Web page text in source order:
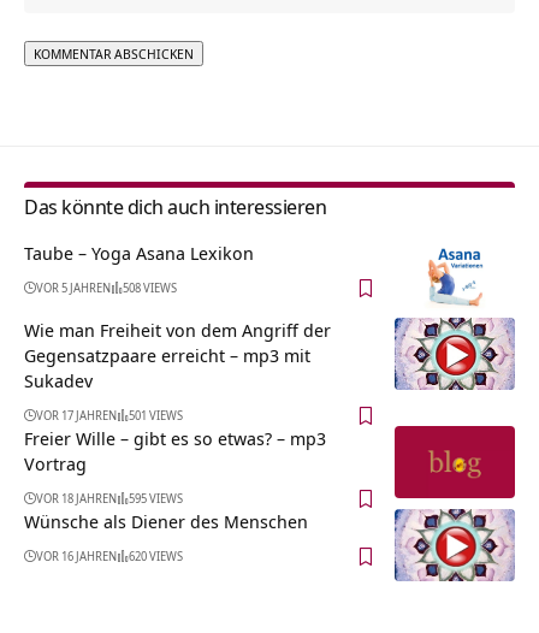
Das könnte dich auch interessieren
Taube – Yoga Asana Lexikon
VOR 5 JAHREN 508 VIEWS
Wie man Freiheit von dem Angriff der
Gegensatzpaare erreicht – mp3 mit
Sukadev
VOR 17 JAHREN 501 VIEWS
Freier Wille – gibt es so etwas? – mp3
Vortrag
VOR 18 JAHREN 595 VIEWS
Wünsche als Diener des Menschen
VOR 16 JAHREN 620 VIEWS